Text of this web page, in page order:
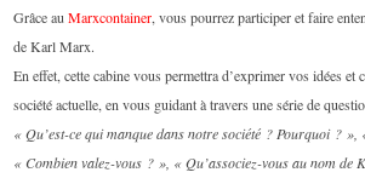
Grâce au Marxcontainer , vous pourrez participer et faire
de Karl Marx.
En effet, cette cabine vous permettra d’exprimer vos idées
société actuelle, en vous guidant à travers une série de
« Qu’est-ce qui manque dans notre société ? Pourquoi ?
« Combien valez-vous ? », « Qu’associez-vous au nom